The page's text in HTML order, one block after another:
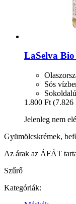
LaSelva Bio
Sós
Sokoldalú
1.800 Ft (7.826
Jelenleg nem
Gyümölcskrémek,
Az árak az ÁFÁT
Szűrő
Kategóriák: